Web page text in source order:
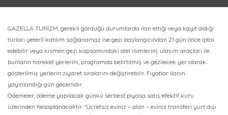
GAZELLA TURİZM, gerekli gördüğü durumlarda ilan ettiği veya kayıt aldığı
turları yeterli katılım sağlanamaz ise gezi başlangıcından 21 gün önce iptal
edebilir veya kısmen gezi kapsamındaki otel isimlerini, ulaşım araçları ile
bunların hareket yerlerini, programda belirtilmiş ve gezilecek yer olarak
gösterilmiş yerlerin ziyaret sıralarını değiştirebilir. Fiyatlar ilanın
yayınlandığı gün geçerlidir.
Ödemeler, ödeme yapılacak günkü serbest piyasa satış efektif kuru
üzerinden hesaplanacaktır. *Ücretsiz eviniz – alan – eviniz transferi yurt dışı